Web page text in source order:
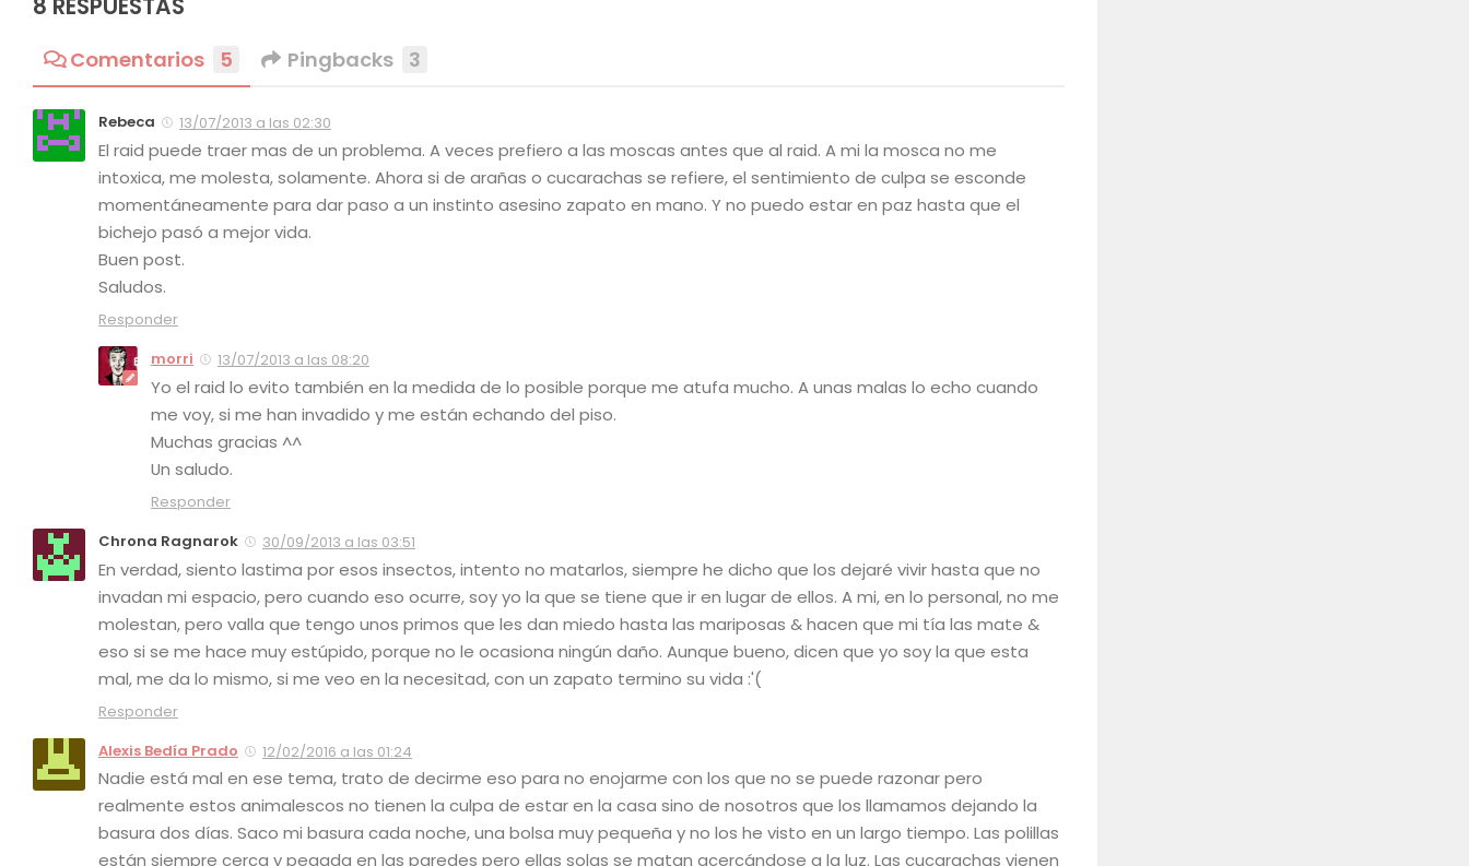
8 RESPUESTAS
Comentarios 5 Pingbacks 3
Rebeca 13/07/2013 a las 02:30
El raid puede traer mas de un problema. A veces prefiero a las moscas antes que al raid. A mi la mosca no me
intoxica, me molesta, solamente. Ahora si de arañas o cucarachas se refiere, el sentimiento de culpa se esconde
momentáneamente para dar paso a un instinto asesino zapato en mano. Y no puedo estar en paz hasta que el
bichejo pasó a mejor vida.
Buen post.
Saludos.
Responder
morri
13/07/2013 a las 08:20
Yo el raid lo evito también en la medida de lo posible porque me atufa mucho. A unas malas lo echo cuando
me voy, si me han invadido y me están echando del piso.
Muchas gracias ^^
Un saludo.
Responder
Chrona Ragnarok
30/09/2013 a las 03:51
En verdad, siento lastima por esos insectos, intento no matarlos, siempre he dicho que los dejaré vivir hasta que no
invadan mi espacio, pero cuando eso ocurre, soy yo la que se tiene que ir en lugar de ellos. A mi, en lo personal, no me
molestan, pero valla que tengo unos primos que les dan miedo hasta las mariposas & hacen que mi tía las mate &
eso si se me hace muy estúpido, porque no le ocasiona ningún daño. Aunque bueno, dicen que yo soy la que esta
mal, me da lo mismo, si me veo en la necesitad, con un zapato termino su vida :'(
Responder
Alexis Bedía Prado
12/02/2016 a las 01:24
Nadie está mal en ese tema, trato de decirme eso para no enojarme con los que no se puede razonar pero
realmente estos animalescos no tienen la culpa de estar en la casa sino de nosotros que los llamamos dejando la
basura dos días. Saco mi basura cada noche, una bolsa muy pequeña y no los he visto en un largo tiempo. Las polillas
están siempre cerca y pegada en las paredes pero ellas solas se matan acercándose a la luz. Las cucarachas vienen